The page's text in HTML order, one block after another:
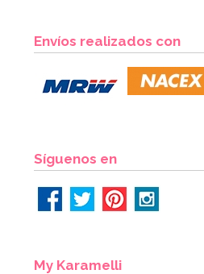
Sugarcraft
19,95€
Envíos realizados con
Síguenos en
My Karamelli